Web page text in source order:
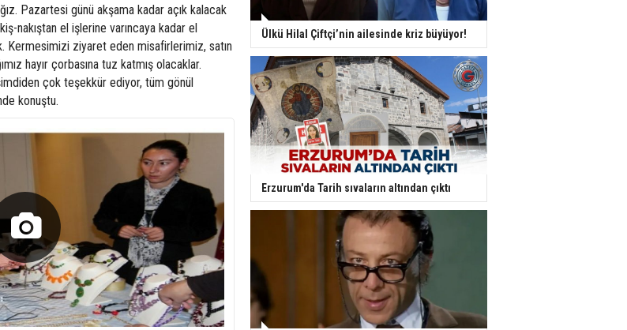
Pazartesi günü akşama kadar açık kalacak
nakıştan el işlerine varıncaya kadar el
Kermesimizi ziyaret eden misafirlerimiz, satın
hayır çorbasına tuz katmış olacaklar.
çok teşekkür ediyor, tüm gönül
konuştu.
Ülkü Hilal Çiftçi’nin ailesinde kriz büyüyor!
Erzurum'da Tarih sıvaların altından çıktı